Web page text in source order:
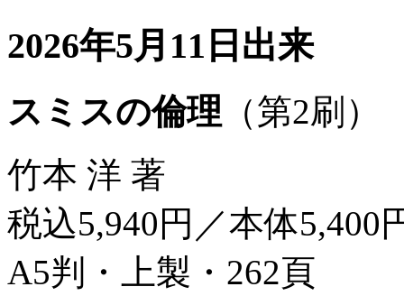
2026年5月11日出来
スミスの倫理 （第2刷）
竹本 洋 著
税込5,940円／本体5,400
A5判・上製・262頁